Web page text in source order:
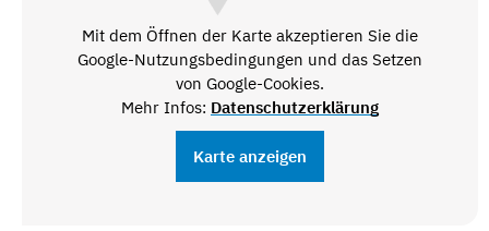
Mit dem Öffnen der Karte akzeptieren Sie die
Google-Nutzungsbedingungen und das Setzen
von Google-Cookies.
Mehr Infos: Datenschutzerklärung
Karte anzeigen